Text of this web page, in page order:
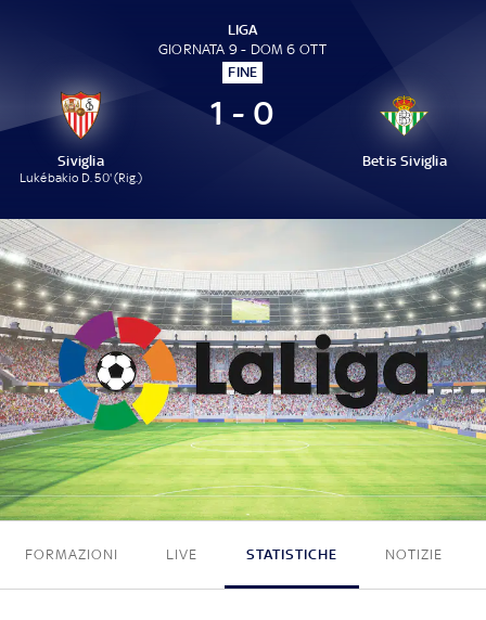
LIGA
GIORNATA 9 - DOM 6 OTT
FINE
Siviglia
Lukébakio D. 50' (Rig.)
1 - 0
Betis Siviglia
1 - 0
FORMAZIONI LIVE STATISTICHE NOTIZIE